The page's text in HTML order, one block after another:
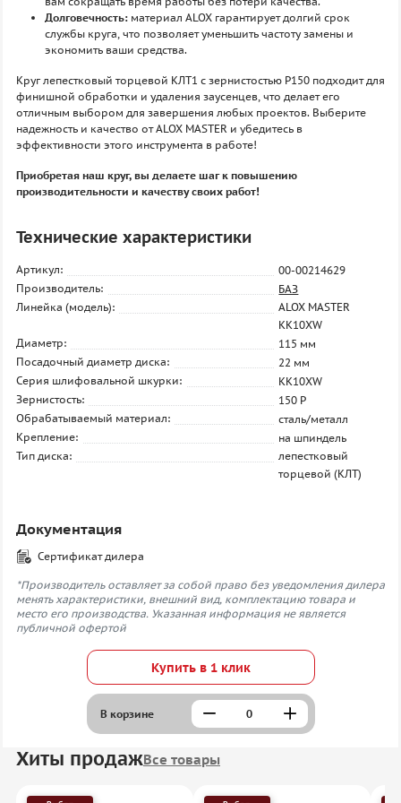
Долговечность: материал ALOX гарантирует долгий срок
службы круга, что позволяет уменьшить частоту замены и
экономить ваши средства.
Круг лепестковый торцевой КЛТ1 с зернистостью P150 подходит для
финишной обработки и удаления заусенцев, что делает его
отличным выбором для завершения любых проектов. Выберите
надежность и качество от ALOX MASTER и убедитесь в
эффективности этого инструмента в работе!
Приобретая наш круг, вы делаете шаг к повышению
производительности и качеству своих работ!
Технические характеристики
Артикул:
00-00214629
Производитель:
БАЗ
Линейка (модель):
ALOX MASTER
KK10XW
Диаметр:
115 мм
Посадочный диаметр диска:
22 мм
Серия шлифовальной шкурки:
KK10XW
Зернистость:
150 P
Обрабатываемый материал:
сталь/металл
Крепление:
на шпиндель
Тип диска:
лепестковый
торцевой (КЛТ)
Документация
Сертификат дилера
*Производитель оставляет за собой право без уведомления дилера
менять характеристики, внешний вид, комплектацию товара и
место его производства. Указанная информация не является
публичной офертой
Купить в 1 клик
В корзине
Хиты продажВсе товары